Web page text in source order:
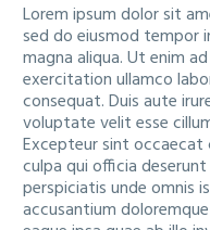
Lorem ipsum dolor sit
sed do eiusmod tempor
magna aliqua. Ut enim
exercitation ullamco
consequat. Duis aute
voluptate velit esse
Excepteur sint
culpa qui officia
perspiciatis unde omnis
accusantium